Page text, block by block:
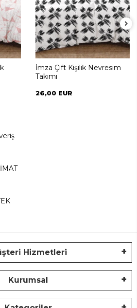
İmza Çift Kişilik Nevresim
Takımı
26,00 EUR
Hizmetleri
Kurumsal